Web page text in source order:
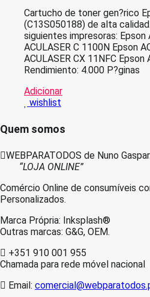
Cartucho de toner gen?rico
(C13S050188) de alta
siguientes impresoras: Epson
ACULASER C 1100N Epson
ACULASER CX 11NFC Epson
Rendimiento: 4.000 P?ginas
Adicionar
wishlist
Quem somos
WEBPARATODOS de Nuno Gaspar.
“LOJA ONLINE”
Comércio Online de consumíveis
Personalizados.
Marca Própria: Inksplash®
Outras marcas: G&G, OEM.
+351 910 001 955
Chamada para rede móvel nacional
Email: